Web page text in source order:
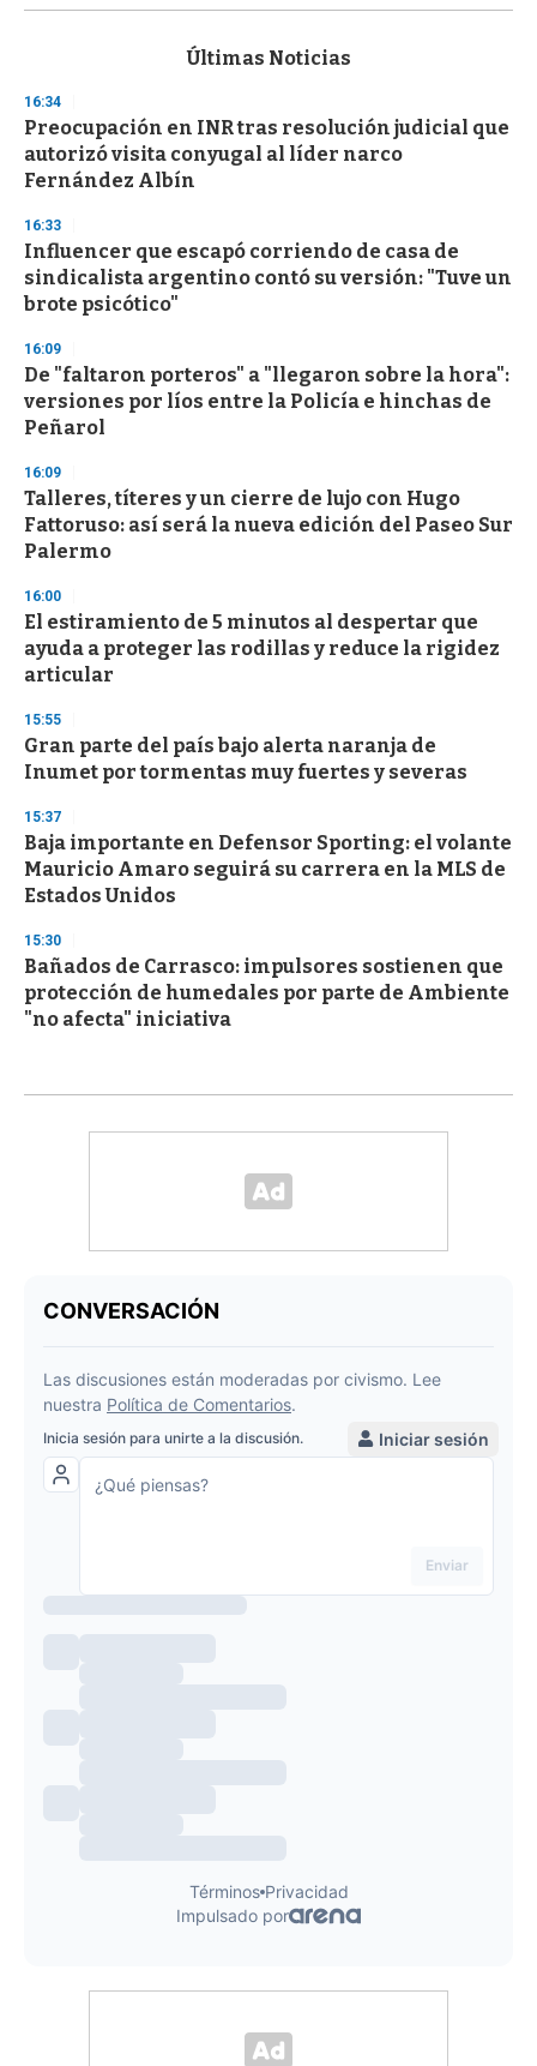
s
d
s
o
f
3
s
e
c
o
n
Últimas Noticias
16:34
Preocupación en INR tras resolución judicial que
autorizó visita conyugal al líder narco
Fernández Albín
16:33
Influencer que escapó corriendo de casa de
sindicalista argentino contó su versión: "Tuve un
brote psicótico"
16:09
De "faltaron porteros" a "llegaron sobre la hora":
versiones por líos entre la Policía e hinchas de
Peñarol
16:09
Talleres, títeres y un cierre de lujo con Hugo
Fattoruso: así será la nueva edición del Paseo Sur
Palermo
16:00
El estiramiento de 5 minutos al despertar que
ayuda a proteger las rodillas y reduce la rigidez
articular
15:55
Gran parte del país bajo alerta naranja de
Inumet por tormentas muy fuertes y severas
15:37
Baja importante en Defensor Sporting: el volante
Mauricio Amaro seguirá su carrera en la MLS de
Estados Unidos
15:30
Bañados de Carrasco: impulsores sostienen que
protección de humedales por parte de Ambiente
"no afecta" iniciativa